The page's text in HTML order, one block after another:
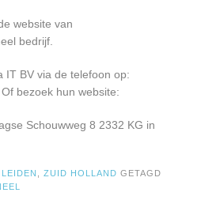
website van
bedrijf.
IT BV via de telefoon op:
. Of bezoek hun website:
Schouwweg 8 2332 KG in
LEIDEN ZUID HOLLAND GETAGD